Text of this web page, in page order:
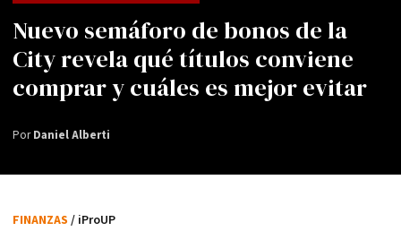
Nuevo semáforo de bonos de la
City revela qué títulos conviene
comprar y cuáles es mejor evitar
PorDaniel Alberti
FINANZAS / iProUP